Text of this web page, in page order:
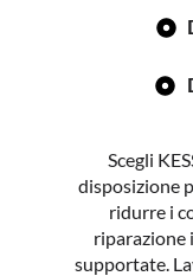
Scegli
disposizione
ridurre i
riparazione
supportate.